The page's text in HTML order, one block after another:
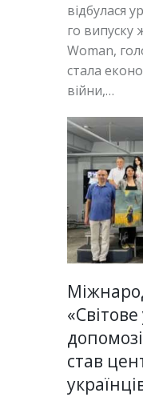
відбулася
го випуску
Woman,
стала
війни,…
став